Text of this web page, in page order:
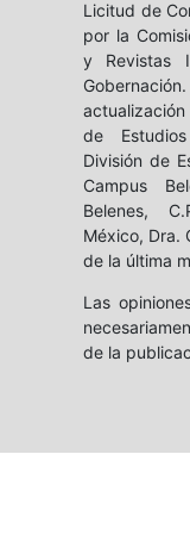
Licitud de
por la
y Revistas
de
División de
Campus
Belenes,
México, Dra.
de la última
Las
de la